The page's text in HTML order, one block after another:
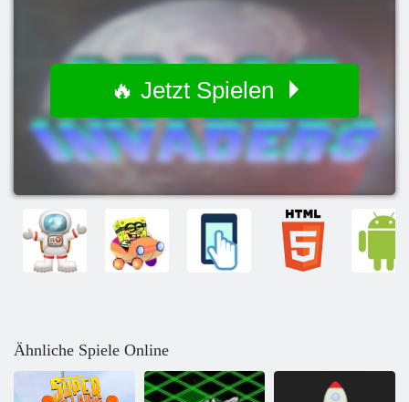
🔥 Jetzt Spielen
Ähnliche Spiele Online